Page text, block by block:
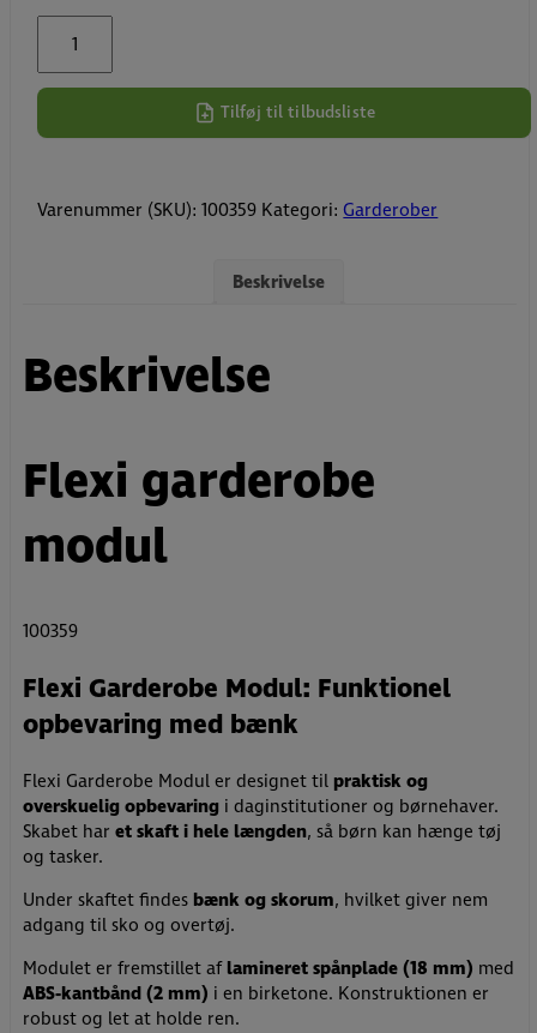
garderobe
modul
Tilføj til tilbudsliste
Varenummer (SKU):100359 Kategori: Garderober
Beskrivelse
Beskrivelse
Flexi garderobe
modul
100359
Flexi Garderobe Modul: Funktionel
opbevaring med bænk
Flexi Garderobe Modul er designet til praktisk og
overskuelig opbevaring i daginstitutioner og børnehaver.
Skabet har et skaft i hele længden, så børn kan hænge tøj
og tasker.
Under skaftet findes bænk og skorum, hvilket giver nem
adgang til sko og overtøj.
Modulet er fremstillet aflamineret spånplade (18 mm) med
ABS-kantbånd (2 mm) i en birketone. Konstruktionen er
robust og let at holde ren.